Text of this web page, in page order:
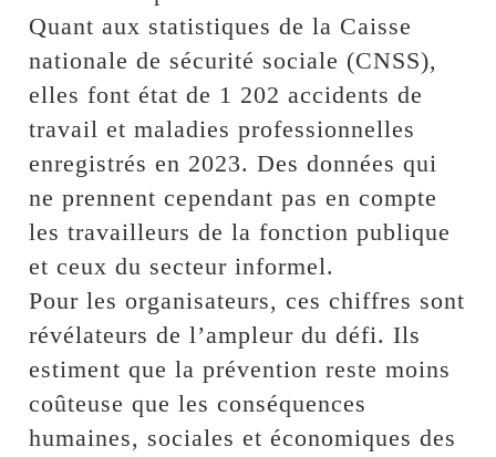
Quant aux statistiques de la Caisse
nationale de sécurité sociale (CNSS),
elles font état de 1 202 accidents de
travail et maladies professionnelles
enregistrés en 2023. Des données qui
ne prennent cependant pas en compte
les travailleurs de la fonction publique
et ceux du secteur informel.
Pour les organisateurs, ces chiffres sont
révélateurs de l’ampleur du défi. Ils
estiment que la prévention reste moins
coûteuse que les conséquences
humaines, sociales et économiques des